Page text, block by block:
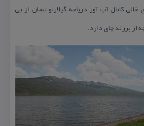
كانال آب آور دریاچه گیلارلو نشان از بی
از برزند چای دارد.